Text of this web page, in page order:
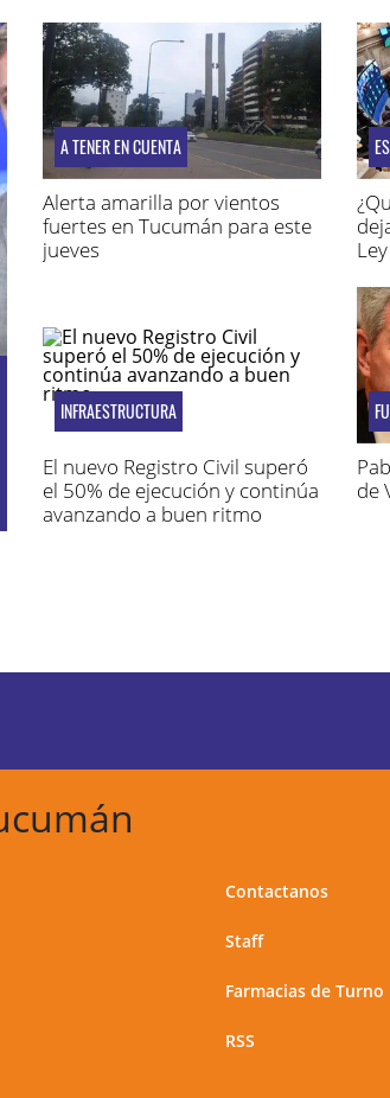
A TENER EN CUENTA
Alerta amarilla por vientos
fuertes en Tucumán para este
jueves
INFRAESTRUCTURA
El nuevo Registro Civil superó
el 50% de ejecución y continúa
avanzando a buen ritmo
de
Contactanos
Staff
Farmacias de Turno
RSS